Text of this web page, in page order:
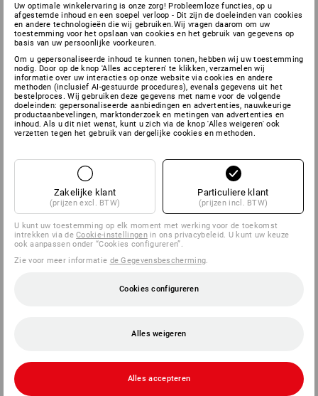
Uw optimale winkelervaring is onze zorg! Probleemloze functies, op u
afgestemde inhoud en een soepel verloop - Dit zijn de doeleinden van cookies
en andere technologieën die wij gebruiken.Wij vragen daarom om uw
toestemming voor het opslaan van cookies en het gebruik van gegevens op
basis van uw persoonlijke voorkeuren.
Om u gepersonaliseerde inhoud te kunnen tonen, hebben wij uw toestemming
nodig. Door op de knop 'Alles accepteren' te klikken, verzamelen wij
informatie over uw interacties op onze website via cookies en andere
methoden (inclusief AI-gestuurde procedures), evenals gegevens uit het
bestelproces. Wij gebruiken deze gegevens met name voor de volgende
doeleinden: gepersonaliseerde aanbiedingen en advertenties, nauwkeurige
productaanbevelingen, marktonderzoek en metingen van advertenties en
inhoud. Als u dit niet wenst, kunt u zich via de knop 'Alles weigeren' ook
verzetten tegen het gebruik van dergelijke cookies en methoden.
Zakelijke klant
(prijzen excl. BTW)
Particuliere klant
(prijzen incl. BTW)
U kunt uw toestemming op elk moment met werking voor de toekomst
intrekken via deCookie-instellingenin ons privacybeleid. U kunt uw keuze
ook aanpassen onder “Cookies configureren”.
Zie voor meer informatie de Gegevensbescherming
Cookies configureren
Alles weigeren
Alles accepteren